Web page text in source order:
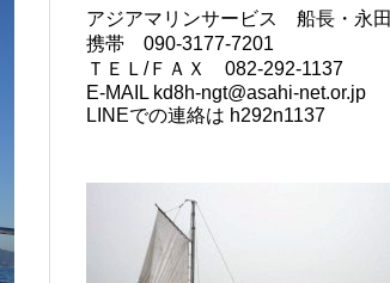
アジアマリンサービス 船長・永田
携帯 090-3177-7201
ＴＥＬ/ＦＡＸ 082-292-1137
E-MAIL kd8h-ngt@asahi-net.or.jp
LINEでの連絡は h292n1137